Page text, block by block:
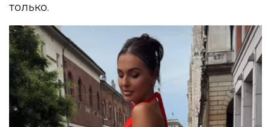
только.